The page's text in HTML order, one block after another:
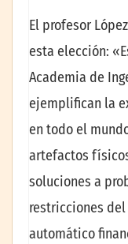
El profesor
esta elección:
Academia de
ejemplifican la
en todo el
artefactos
soluciones a
restricciones
automático